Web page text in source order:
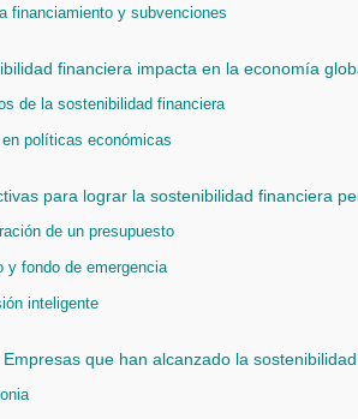
financiamiento y subvenciones
financiera impacta en la economía
de la sostenibilidad financiera
políticas económicas
para lograr la sostenibilidad financiera
de un presupuesto
y fondo de emergencia
inteligente
que han alcanzado la